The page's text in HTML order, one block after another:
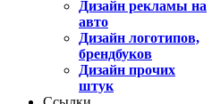
Дизайн рекламы на
авто
Дизайн логотипов,
брендбуков
Дизайн прочих
штук